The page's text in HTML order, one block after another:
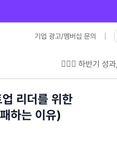
기업 광고/멤버십 문의
💁🏻‍♂️ 하반기 성
리더를 위한
하는 이유)